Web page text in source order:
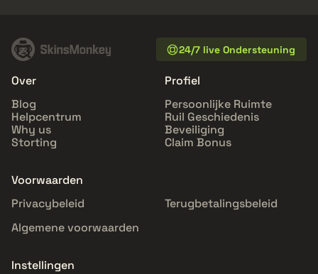
24/7 live Ondersteuning
Over
Blog
Helpcentrum
Why us
Storting
Profiel
Persoonlijke Ruimte
Ruil Geschiedenis
Beveiliging
Claim Bonus
Voorwaarden
Privacybeleid
Terugbetalingsbeleid
Algemene voorwaarden
Instellingen